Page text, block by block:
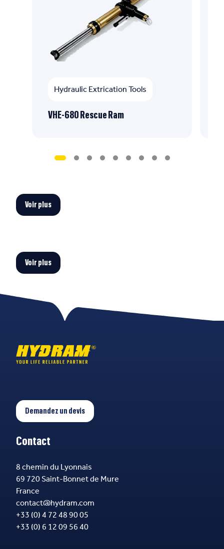
Hydraulic Extrication Tools
VHE-680 Rescue Ram
Voir plus
Voir plus
Demandez un devis
Contact
8 chemin du Lyonnais
69 720 Saint-Bonnet de Mure
France
contact@hydram.com
+33 (0) 4 72 48 90 05
+33 (0) 6 12 09 56 40